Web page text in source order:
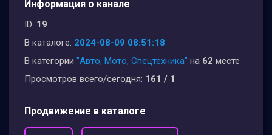
Информация о канале
ID: 19
В каталоге: 2024-08-09 08:51:18
В категории "Авто, Мото, Спецтехника" на 62 месте
Просмотров всего/сегодня: 161 / 1
Продвижение в каталоге